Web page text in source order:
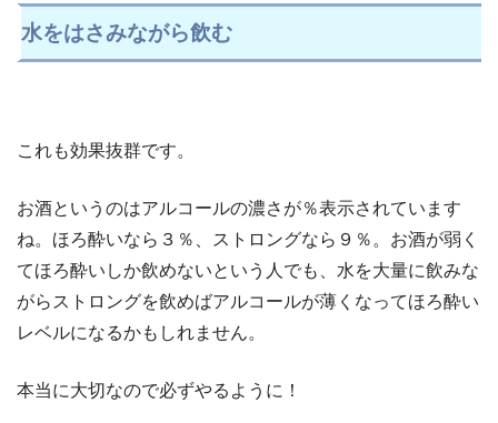
水をはさみながら飲む
これも効果抜群です。
お酒というのはアルコールの濃さが％表示されています
ね。ほろ酔いなら３％、ストロングなら９％。お酒が弱く
てほろ酔いしか飲めないという人でも、水を大量に飲みな
がらストロングを飲めばアルコールが薄くなってほろ酔い
レベルになるかもしれません。
本当に大切なので必ずやるように！